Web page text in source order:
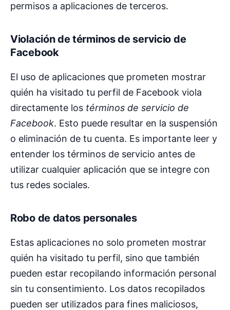
permisos a aplicaciones de terceros.
Violación de términos de servicio de
Facebook
El uso de aplicaciones que prometen mostrar
quién ha visitado tu perfil de Facebook viola
directamente los términos de servicio de
Facebook. Esto puede resultar en la suspensión
o eliminación de tu cuenta. Es importante leer y
entender los términos de servicio antes de
utilizar cualquier aplicación que se integre con
tus redes sociales.
Robo de datos personales
Estas aplicaciones no solo prometen mostrar
quién ha visitado tu perfil, sino que también
pueden estar recopilando información personal
sin tu consentimiento. Los datos recopilados
pueden ser utilizados para fines maliciosos,